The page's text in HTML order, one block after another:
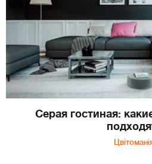
Серая гостиная: